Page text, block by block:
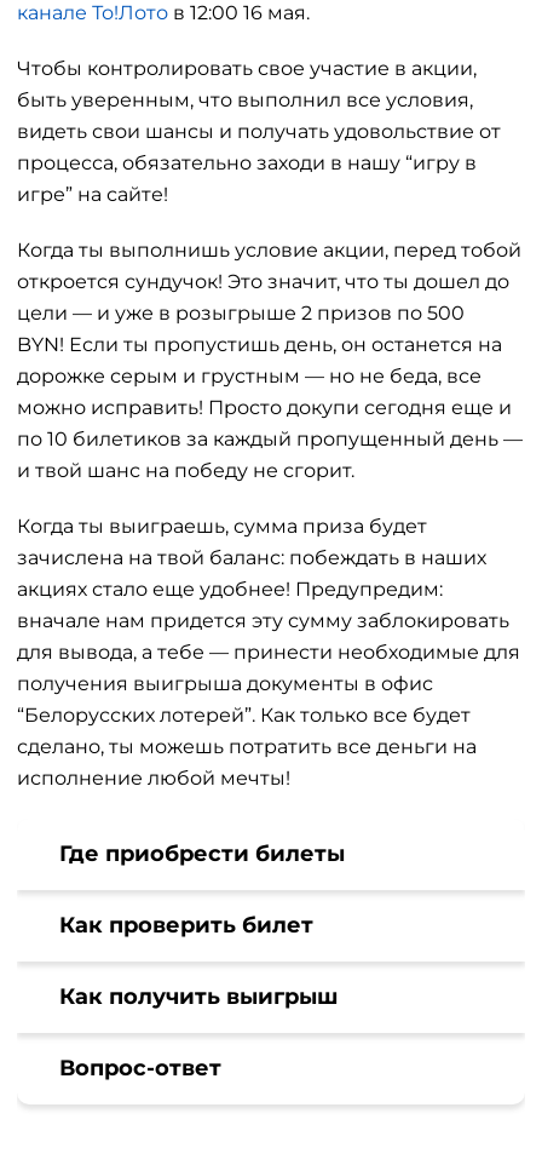
канале То!Лото в 12:00 16 мая.
Чтобы контролировать свое участие в акции,
быть уверенным, что выполнил все условия,
видеть свои шансы и получать удовольствие от
процесса, обязательно заходи в нашу “игру в
игре” на сайте!
Когда ты выполнишь условие акции, перед тобой
откроется сундучок! Это значит, что ты дошел до
цели — и уже в розыгрыше 2 призов по 500
BYN! Если ты пропустишь день, он останется на
дорожке серым и грустным — но не беда, все
можно исправить! Просто докупи сегодня еще и
по 10 билетиков за каждый пропущенный день —
и твой шанс на победу не сгорит.
Когда ты выиграешь, сумма приза будет
зачислена на твой баланс: побеждать в наших
акциях стало еще удобнее! Предупредим:
вначале нам придется эту сумму заблокировать
для вывода, а тебе — принести необходимые для
получения выигрыша документы в офис
“Белорусских лотерей”. Как только все будет
сделано, ты можешь потратить все деньги на
исполнение любой мечты!
Где приобрести билеты
Как проверить билет
Как получить выигрыш
Вопрос-ответ